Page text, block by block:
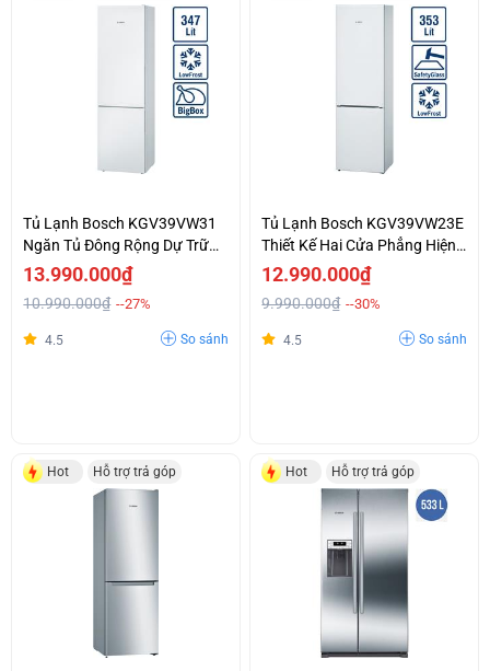
Tủ Lạnh Bosch KGV39VW31
Ngăn Tủ Đông Rộng Dự Trữ
Một Lượng Lớn Thực Phẩm.
13.990.000₫
10.990.000₫ --27%
4.5 So sánh
Tủ Lạnh Bosch KGV39VW23E
Thiết Kế Hai Cửa Phẳng Hiện
Đại Ngăn Đá Phía Dưới
12.990.000₫
9.990.000₫ --30%
4.5 So sánh
Hot Hỗ trợ trả góp Hot Hỗ trợ trả góp